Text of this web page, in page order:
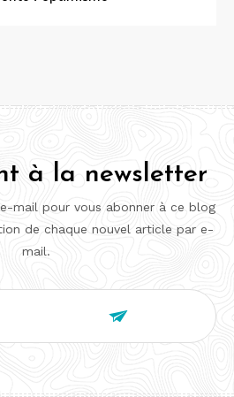
à la newsletter
mail pour vous abonner à ce blog
de chaque nouvel article par e-
mail.
